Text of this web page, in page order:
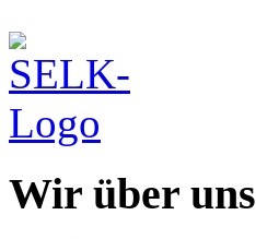
Wir über uns